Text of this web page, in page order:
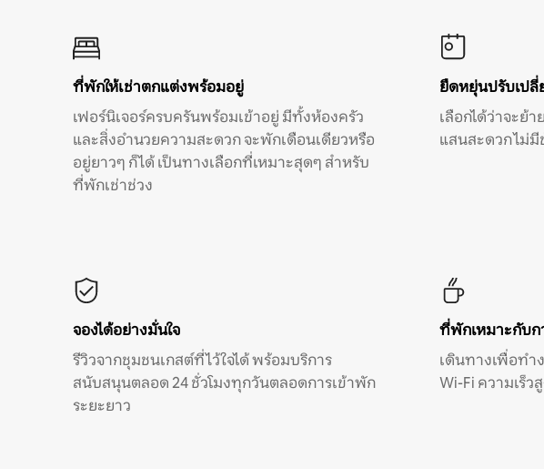
ที่พักให้เช่าตกแต่งพร้อมอยู่
เฟอร์นิเจอร์ครบครันพร้อมเข้าอยู่ มีทั้งห้องครัว
และสิ่งอำนวยความสะดวก จะพักเดือนเดียวหรือ
อยู่ยาวๆ ก็ได้ เป็นทางเลือกที่เหมาะสุดๆ สำหรับ
ที่พักเช่าช่วง
ยืดหยุ่นปรับเปลี่
เลือกได้ว่าจะย้
แสนสะดวก ไม่
จองได้อย่างมั่นใจ
รีวิวจากชุมชนเกสต์ที่ไว้ใจได้ พร้อมบริการ
สนับสนุนตลอด 24 ชั่วโมงทุกวันตลอดการเข้าพัก
ระยะยาว
ที่พักเหมาะกับก
เดินทางเพื่อทำ
Wi-Fi ความเร็